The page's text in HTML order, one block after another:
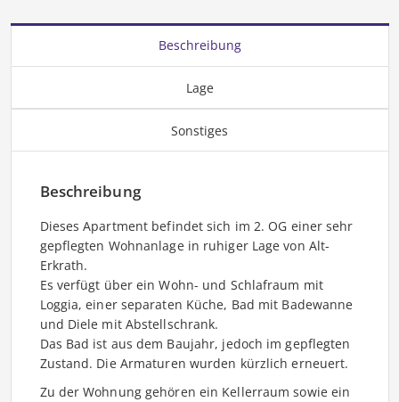
Beschreibung
Lage
Sonstiges
Beschreibung
Dieses Apartment befindet sich im 2. OG einer sehr
gepflegten Wohnanlage in ruhiger Lage von Alt-
Erkrath.
Es verfügt über ein Wohn- und Schlafraum mit
Loggia, einer separaten Küche, Bad mit Badewanne
und Diele mit Abstellschrank.
Das Bad ist aus dem Baujahr, jedoch im gepflegten
Zustand. Die Armaturen wurden kürzlich erneuert.
Zu der Wohnung gehören ein Kellerraum sowie ein